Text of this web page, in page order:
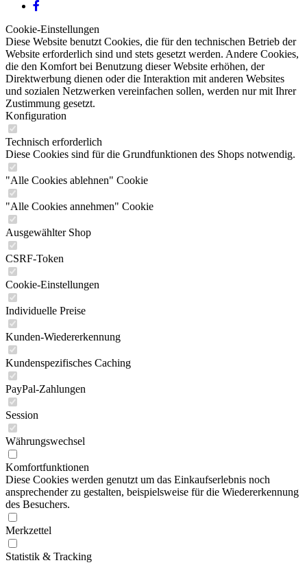
Cookie-Einstellungen
Diese Website benutzt Cookies, die für den technischen Betrieb der
Website erforderlich sind und stets gesetzt werden. Andere Cookies,
die den Komfort bei Benutzung dieser Website erhöhen, der
Direktwerbung dienen oder die Interaktion mit anderen Websites
und sozialen Netzwerken vereinfachen sollen, werden nur mit Ihrer
Zustimmung gesetzt.
Konfiguration
Technisch erforderlich
Diese Cookies sind für die Grundfunktionen des Shops notwendig.
"Alle Cookies ablehnen" Cookie
"Alle Cookies annehmen" Cookie
Ausgewählter Shop
CSRF-Token
Cookie-Einstellungen
Individuelle Preise
Kunden-Wiedererkennung
Kundenspezifisches Caching
PayPal-Zahlungen
Session
Währungswechsel
Komfortfunktionen
Diese Cookies werden genutzt um das Einkaufserlebnis noch
ansprechender zu gestalten, beispielsweise für die Wiedererkennung
des Besuchers.
Merkzettel
Statistik & Tracking